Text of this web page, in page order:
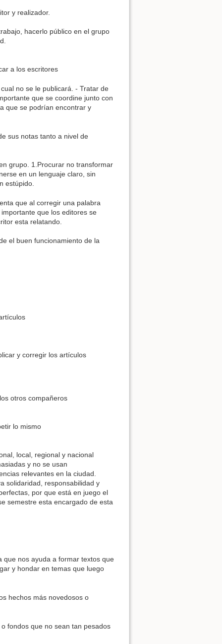
y realizador.
hacerlo público en el grupo
a los escritores
no se le publicará. - Tratar de
que se coordine junto con
que se podrían encontrar y
sus notas tanto a nivel de
grupo. 1.Procurar no transformar
en un lenguaje claro, sin
estúpido.
que al corregir una palabra
que los editores se
esta relatando.
el buen funcionamiento de la
y corregir los artículos
otros compañeros
lo mismo
local, regional y nacional
y no se usan
relevantes en la ciudad.
solidaridad, responsabilidad y
por que está en juego el
semestre esta encargado de esta
que nos ayuda a formar textos que
y hondar en temas que luego
hechos más novedosos o
fondos que no sean tan pesados